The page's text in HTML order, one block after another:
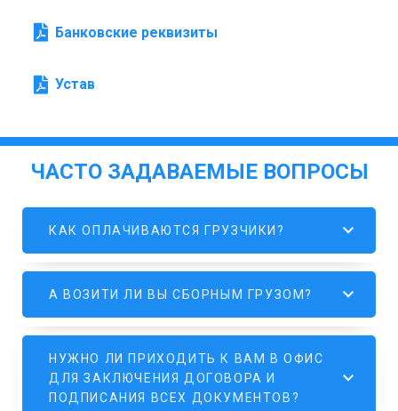
Банковские реквизиты
Устав
ЧАСТО ЗАДАВАЕМЫЕ ВОПРОСЫ
КАК ОПЛАЧИВАЮТСЯ ГРУЗЧИКИ?
А ВОЗИТИ ЛИ ВЫ СБОРНЫМ ГРУЗОМ?
НУЖНО ЛИ ПРИХОДИТЬ К ВАМ В ОФИС
ДЛЯ ЗАКЛЮЧЕНИЯ ДОГОВОРА И
ПОДПИСАНИЯ ВСЕХ ДОКУМЕНТОВ?